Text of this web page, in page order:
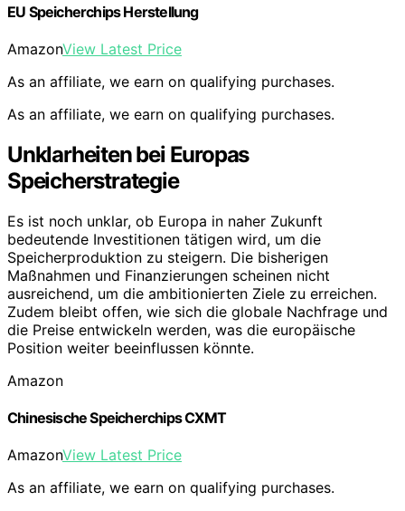
EU Speicherchips Herstellung
AmazonView Latest Price
As an affiliate, we earn on qualifying purchases.
As an affiliate, we earn on qualifying purchases.
Unklarheiten bei Europas
Speicherstrategie
Es ist noch unklar, ob Europa in naher Zukunft
bedeutende Investitionen tätigen wird, um die
Speicherproduktion zu steigern. Die bisherigen
Maßnahmen und Finanzierungen scheinen nicht
ausreichend, um die ambitionierten Ziele zu erreichen.
Zudem bleibt offen, wie sich die globale Nachfrage und
die Preise entwickeln werden, was die europäische
Position weiter beeinflussen könnte.
Amazon
Chinesische Speicherchips CXMT
AmazonView Latest Price
As an affiliate, we earn on qualifying purchases.